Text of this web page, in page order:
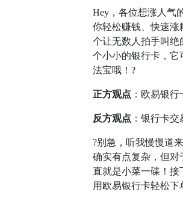
Hey，各位想涨人气
你轻松赚钱、快速涨
个让无数人拍手叫
个小小的银行卡，它
法宝哦！?
正方观点 ：欧易银行
反方观点 ：银行卡
?别急，听我慢慢道
确实有点复杂，但对
直就是小菜一碟！接
用欧易银行卡轻松下